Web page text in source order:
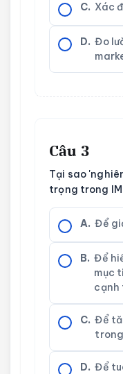
C. Xác
D. Đo
Câu 3
Tại sao
trọng trong
A. Để
B. Để
mục
cạnh
C. Để
D. Để